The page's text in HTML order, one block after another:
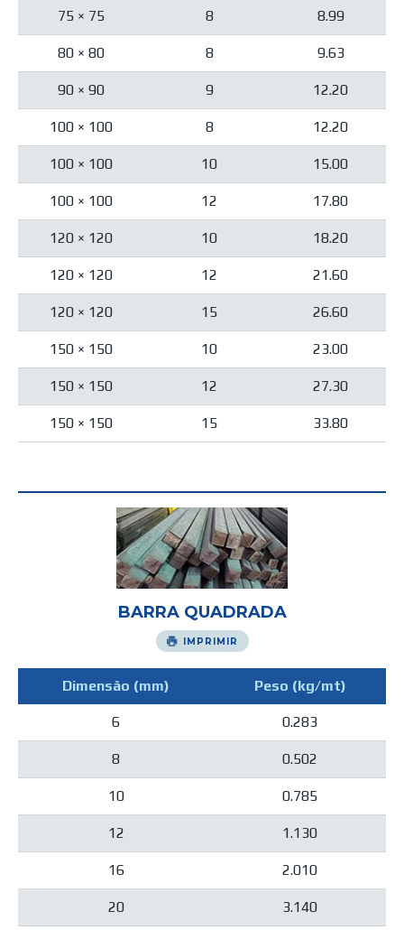
75 × 75 8 8.99
80 × 80 8 9.63
90 × 90 9 12.20
100 × 100 8 12.20
100 × 100 10 15.00
100 × 100 12 17.80
120 × 120 10 18.20
120 × 120 12 21.60
120 × 120 15 26.60
150 × 150 10 23.00
150 × 150 12 27.30
150 × 150 15 33.80
BARRA QUADRADA
IMPRIMIR
Dimensão (mm) Peso (kg/mt)
6 0.283
8 0.502
10 0.785
12 1.130
16 2.010
20 3.140